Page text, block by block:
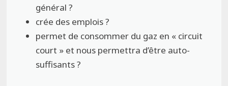
général ?
crée des emplois ?
permet de consommer du gaz en « circuit
court » et nous permettra d’être auto-
suffisants ?